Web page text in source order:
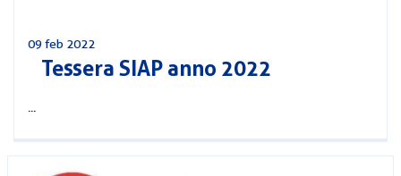
COMUNICATI
CIRCOLARI
09 feb 2022
Tessera SIAP anno 2022
...